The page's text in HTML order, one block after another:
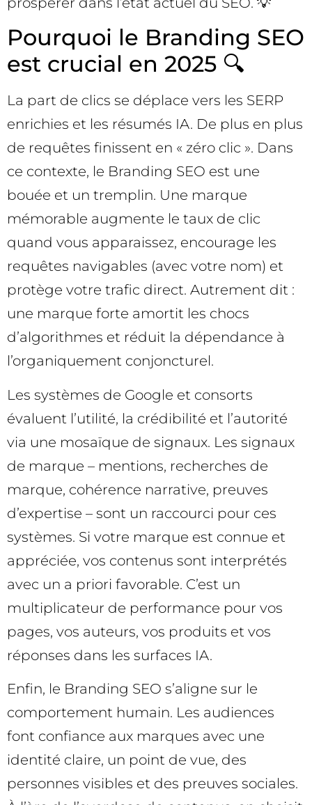
Pourquoi le Branding SEO
est crucial en 2025 🔍
La part de clics se déplace vers les SERP
enrichies et les résumés IA. De plus en plus
de requêtes finissent en « zéro clic ». Dans
ce contexte, le Branding SEO est une
bouée et un tremplin. Une marque
mémorable augmente le taux de clic
quand vous apparaissez, encourage les
requêtes navigables (avec votre nom) et
protège votre trafic direct. Autrement dit :
une marque forte amortit les chocs
d’algorithmes et réduit la dépendance à
l’organiquement conjoncturel.
Les systèmes de Google et consorts
évaluent l’utilité, la crédibilité et l’autorité
via une mosaïque de signaux. Les signaux
de marque – mentions, recherches de
marque, cohérence narrative, preuves
d’expertise – sont un raccourci pour ces
systèmes. Si votre marque est connue et
appréciée, vos contenus sont interprétés
avec un a priori favorable. C’est un
multiplicateur de performance pour vos
pages, vos auteurs, vos produits et vos
réponses dans les surfaces IA.
Enfin, le Branding SEO s’aligne sur le
comportement humain. Les audiences
font confiance aux marques avec une
identité claire, un point de vue, des
personnes visibles et des preuves sociales.